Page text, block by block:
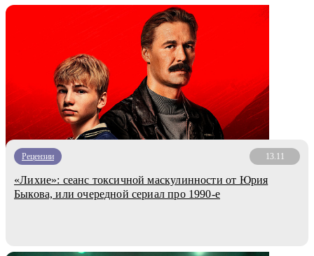
Рецензии 13.11
«Лихие»: сеанс токсичной маскулинности от Юрия
Быкова, или очередной сериал про 1990-е